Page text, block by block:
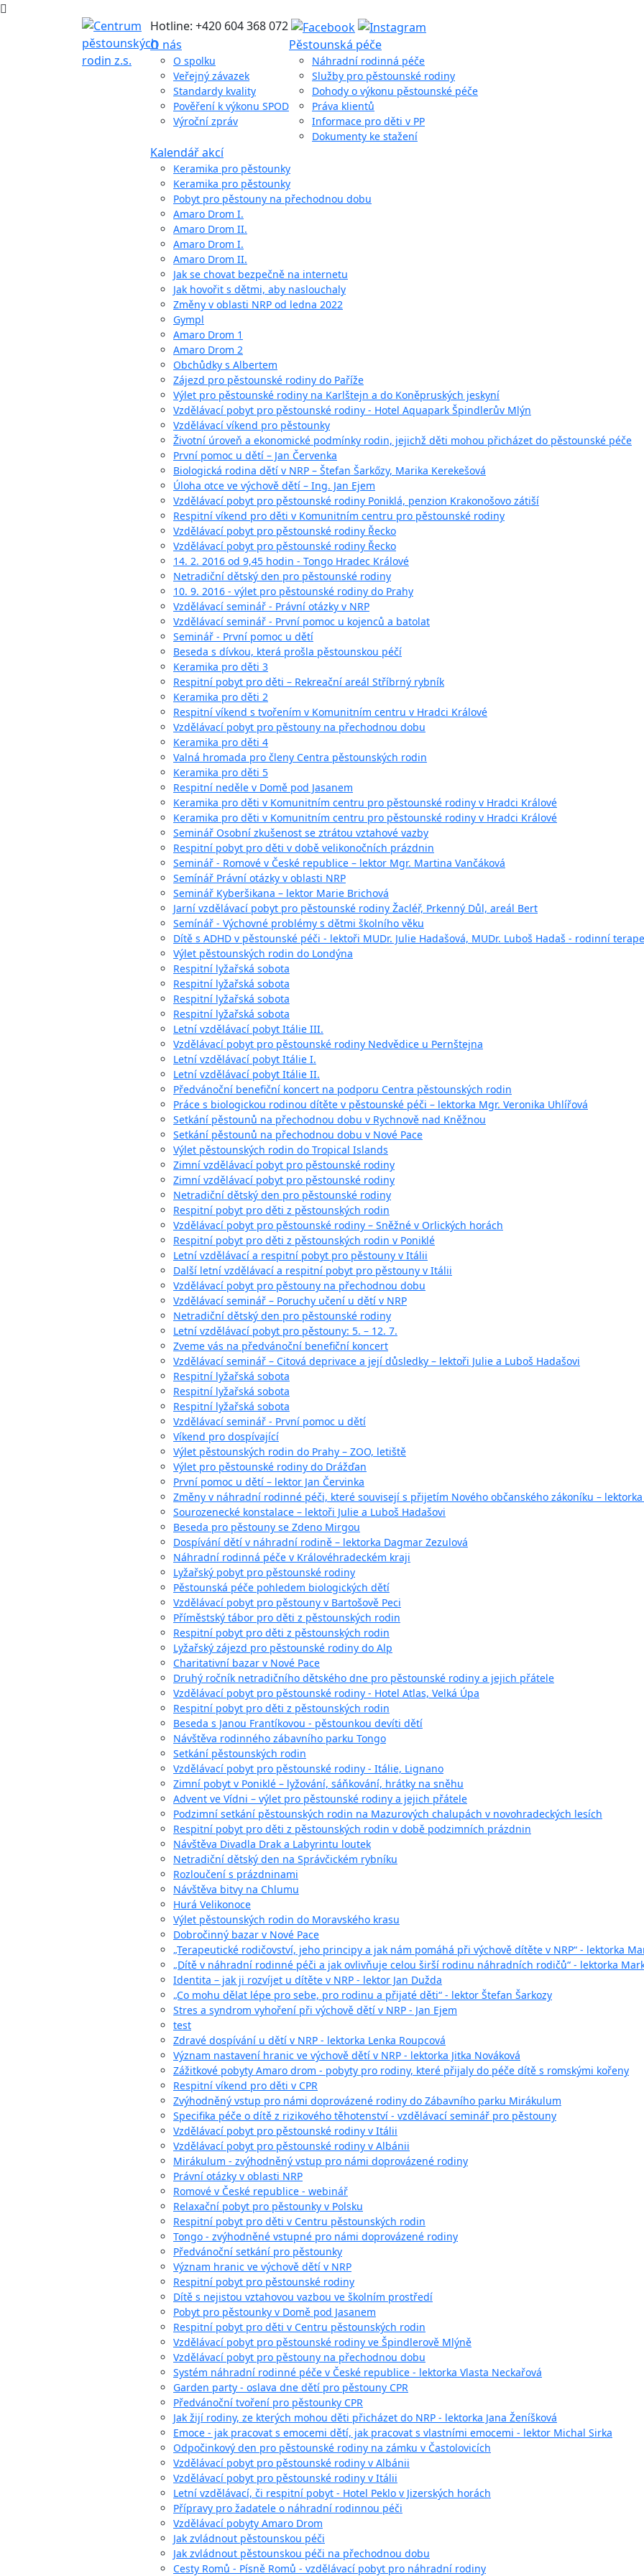
Hotline: +420 604 368 072
O nás
O spolku
Veřejný závazek
Standardy kvality
Pověření k výkonu SPOD
Výroční zpráv
Pěstounská péče
Náhradní rodinná péče
Služby pro pěstounské rodiny
Dohody o výkonu pěstounské péče
Práva klientů
Informace pro děti v PP
Dokumenty ke stažení
Kalendář akcí
Keramika pro pěstounky
Keramika pro pěstounky
Pobyt pro pěstouny na přechodnou dobu
Amaro Drom I.
Amaro Drom II.
Amaro Drom I.
Amaro Drom II.
Jak se chovat bezpečně na internetu
Jak hovořit s dětmi, aby naslouchaly
Změny v oblasti NRP od ledna 2022
Gympl
Amaro Drom 1
Amaro Drom 2
Obchůdky s Albertem
Zájezd pro pěstounské rodiny do Paříže
Výlet pro pěstounské rodiny na Karlštejn a do Koněpruských jeskyní
Vzdělávací pobyt pro pěstounské rodiny - Hotel Aquapark Špindlerův Mlýn
Vzdělávací víkend pro pěstounky
Životní úroveň a ekonomické podmínky rodin, jejichž děti mohou přicházet do pěstounské péče
První pomoc u dětí – Jan Červenka
Biologická rodina dětí v NRP – Štefan Šarkőzy, Marika Kerekešová
Úloha otce ve výchově dětí – Ing. Jan Ejem
Vzdělávací pobyt pro pěstounské rodiny Poniklá, penzion Krakonošovo zátiší
Respitní víkend pro děti v Komunitním centru pro pěstounské rodiny
Vzdělávací pobyt pro pěstounské rodiny Řecko
Vzdělávací pobyt pro pěstounské rodiny Řecko
14. 2. 2016 od 9,45 hodin - Tongo Hradec Králové
Netradiční dětský den pro pěstounské rodiny
10. 9. 2016 - výlet pro pěstounské rodiny do Prahy
Vzdělávací seminář - Právní otázky v NRP
Vzdělávací seminář - První pomoc u kojenců a batolat
Seminář - První pomoc u dětí
Beseda s dívkou, která prošla pěstounskou péčí
Keramika pro děti 3
Respitní pobyt pro děti – Rekreační areál Stříbrný rybník
Keramika pro děti 2
Respitní víkend s tvořením v Komunitním centru v Hradci Králové
Vzdělávací pobyt pro pěstouny na přechodnou dobu
Keramika pro děti 4
Valná hromada pro členy Centra pěstounských rodin
Keramika pro děti 5
Respitní neděle v Domě pod Jasanem
Keramika pro děti v Komunitním centru pro pěstounské rodiny v Hradci Králové
Keramika pro děti v Komunitním centru pro pěstounské rodiny v Hradci Králové
Seminář Osobní zkušenost se ztrátou vztahové vazby
Respitní pobyt pro děti v době velikonočních prázdnin
Seminář - Romové v České republice – lektor Mgr. Martina Vančáková
Semínář Právní otázky v oblasti NRP
Seminář Kyberšikana – lektor Marie Brichová
Jarní vzdělávací pobyt pro pěstounské rodiny Žacléř, Prkenný Důl, areál Bert
Semínář - Výchovné problémy s dětmi školního věku
Dítě s ADHD v pěstounské péči - lektoři MUDr. Julie Hadašová, MUDr. Luboš Hadaš - rodinní
Výlet pěstounských rodin do Londýna
Respitní lyžařská sobota
Respitní lyžařská sobota
Respitní lyžařská sobota
Respitní lyžařská sobota
Letní vzdělávací pobyt Itálie III.
Vzdělávací pobyt pro pěstounské rodiny Nedvědice u Pernštejna
Letní vzdělávací pobyt Itálie I.
Letní vzdělávací pobyt Itálie II.
Předvánoční benefiční koncert na podporu Centra pěstounských rodin
Práce s biologickou rodinou dítěte v pěstounské péči – lektorka Mgr. Veronika Uhlířová
Setkání pěstounů na přechodnou dobu v Rychnově nad Kněžnou
Setkání pěstounů na přechodnou dobu v Nové Pace
Výlet pěstounských rodin do Tropical Islands
Zimní vzdělávací pobyt pro pěstounské rodiny
Zimní vzdělávací pobyt pro pěstounské rodiny
Netradiční dětský den pro pěstounské rodiny
Respitní pobyt pro děti z pěstounských rodin
Vzdělávací pobyt pro pěstounské rodiny – Sněžné v Orlických horách
Respitní pobyt pro děti z pěstounských rodin v Poniklé
Letní vzdělávací a respitní pobyt pro pěstouny v Itálii
Další letní vzdělávací a respitní pobyt pro pěstouny v Itálii
Vzdělávací pobyt pro pěstouny na přechodnou dobu
Vzdělávací seminář – Poruchy učení u dětí v NRP
Netradiční dětský den pro pěstounské rodiny
Letní vzdělávací pobyt pro pěstouny: 5. – 12. 7.
Zveme vás na předvánoční benefiční koncert
Vzdělávací seminář – Citová deprivace a její důsledky – lektoři Julie a Luboš Hadašovi
Respitní lyžařská sobota
Respitní lyžařská sobota
Respitní lyžařská sobota
Vzdělávací seminář - První pomoc u dětí
Víkend pro dospívající
Výlet pěstounských rodin do Prahy – ZOO, letiště
Výlet pro pěstounské rodiny do Drážďan
První pomoc u dětí – lektor Jan Červinka
Změny v náhradní rodinné péči, které souvisejí s přijetím Nového občanského zákoníku –
Sourozenecké konstalace – lektoři Julie a Luboš Hadašovi
Beseda pro pěstouny se Zdeno Mirgou
Dospívání dětí v náhradní rodině – lektorka Dagmar Zezulová
Náhradní rodinná péče v Královéhradeckém kraji
Lyžařský pobyt pro pěstounské rodiny
Pěstounská péče pohledem biologických dětí
Vzdělávací pobyt pro pěstouny v Bartošově Peci
Příměstský tábor pro děti z pěstounských rodin
Respitní pobyt pro děti z pěstounských rodin
Lyžařský zájezd pro pěstounské rodiny do Alp
Charitativní bazar v Nové Pace
Druhý ročník netradičního dětského dne pro pěstounské rodiny a jejich přátele
Vzdělávací pobyt pro pěstounské rodiny - Hotel Atlas, Velká Úpa
Respitní pobyt pro děti z pěstounských rodin
Beseda s Janou Frantíkovou - pěstounkou devíti dětí
Návštěva rodinného zábavního parku Tongo
Setkání pěstounských rodin
Vzdělávací pobyt pro pěstounské rodiny - Itálie, Lignano
Zimní pobyt v Poniklé – lyžování, sáňkování, hrátky na sněhu
Advent ve Vídni – výlet pro pěstounské rodiny a jejich přátele
Podzimní setkání pěstounských rodin na Mazurových chalupách v novohradeckých lesích
Respitní pobyt pro děti z pěstounských rodin v době podzimních prázdnin
Návštěva Divadla Drak a Labyrintu loutek
Netradiční dětský den na Správčickém rybníku
Rozloučení s prázdninami
Návštěva bitvy na Chlumu
Hurá Velikonoce
Výlet pěstounských rodin do Moravského krasu
Dobročinný bazar v Nové Pace
„Terapeutické rodičovství, jeho principy a jak nám pomáhá při výchově dítěte v NRP“ - lektorka
„Dítě v náhradní rodinné péči a jak ovlivňuje celou širší rodinu náhradních rodičů“ - lektorka
Identita – jak ji rozvíjet u dítěte v NRP - lektor Jan Dužda
„Co mohu dělat lépe pro sebe, pro rodinu a přijaté děti“ - lektor Štefan Šarkozy
Stres a syndrom vyhoření při výchově dětí v NRP - Jan Ejem
test
Zdravé dospívání u dětí v NRP - lektorka Lenka Roupcová
Význam nastavení hranic ve výchově dětí v NRP - lektorka Jitka Nováková
Zážitkové pobyty Amaro drom - pobyty pro rodiny, které přijaly do péče dítě s romskými kořeny
Respitní víkend pro děti v CPR
Zvýhodněný vstup pro námi doprovázené rodiny do Zábavního parku Mirákulum
Specifika péče o dítě z rizikového těhotenství - vzdělávací seminář pro pěstouny
Vzdělávací pobyt pro pěstounské rodiny v Itálii
Vzdělávací pobyt pro pěstounské rodiny v Albánii
Mirákulum - zvýhodněný vstup pro námi doprovázené rodiny
Právní otázky v oblasti NRP
Romové v České republice - webinář
Relaxační pobyt pro pěstounky v Polsku
Respitní pobyt pro děti v Centru pěstounských rodin
Tongo - zvýhodněné vstupné pro námi doprovázené rodiny
Předvánoční setkání pro pěstounky
Význam hranic ve výchově dětí v NRP
Respitní pobyt pro pěstounské rodiny
Dítě s nejistou vztahovou vazbou ve školním prostředí
Pobyt pro pěstounky v Domě pod Jasanem
Respitní pobyt pro děti v Centru pěstounských rodin
Vzdělávací pobyt pro pěstounské rodiny ve Špindlerově Mlýně
Vzdělávací pobyt pro pěstouny na přechodnou dobu
Systém náhradní rodinné péče v České republice - lektorka Vlasta Neckařová
Garden party - oslava dne dětí pro pěstouny CPR
Předvánoční tvoření pro pěstounky CPR
Jak žijí rodiny, ze kterých mohou děti přicházet do NRP - lektorka Jana Ženíšková
Emoce - jak pracovat s emocemi dětí, jak pracovat s vlastními emocemi - lektor Michal Sirka
Odpočinkový den pro pěstounské rodiny na zámku v Častolovicích
Vzdělávací pobyt pro pěstounské rodiny v Albánii
Vzdělávací pobyt pro pěstounské rodiny v Itálii
Letní vzdělávací, či respitní pobyt - Hotel Peklo v Jizerských horách
Přípravy pro žadatele o náhradní rodinnou péči
Vzdělávací pobyty Amaro Drom
Jak zvládnout pěstounskou péči
Jak zvládnout pěstounskou péči na přechodnou dobu
Cesty Romů - Písně Romů - vzdělávací pobyt pro náhradní rodiny